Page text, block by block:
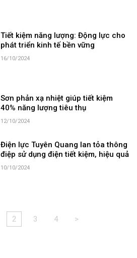
Tiết kiệm năng lượng: Động lực cho
phát triển kinh tế bền vững
16/10/2024
Sơn phản xạ nhiệt giúp tiết kiệm
40% năng lượng tiêu thụ
12/10/2024
Điện lực Tuyên Quang lan tỏa thông
điệp sử dụng điện tiết kiệm, hiệu quả
10/10/2024
2 3 4 >